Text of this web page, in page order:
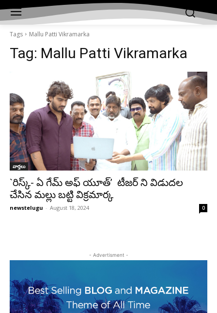
Tags Mallu Patti Vikramarka
Tag: Mallu Patti Vikramarka
వార్తలు
`రిస్క్- ఏ గేమ్ అఫ్ యూత్’ టీజర్ ని విడుదల
చేసిన మల్లు బట్టి విక్రమార్క
newstelugu - August 18, 2024 0
- Advertisment -